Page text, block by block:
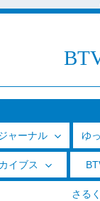
ャーナル ゆ
イブス
さる